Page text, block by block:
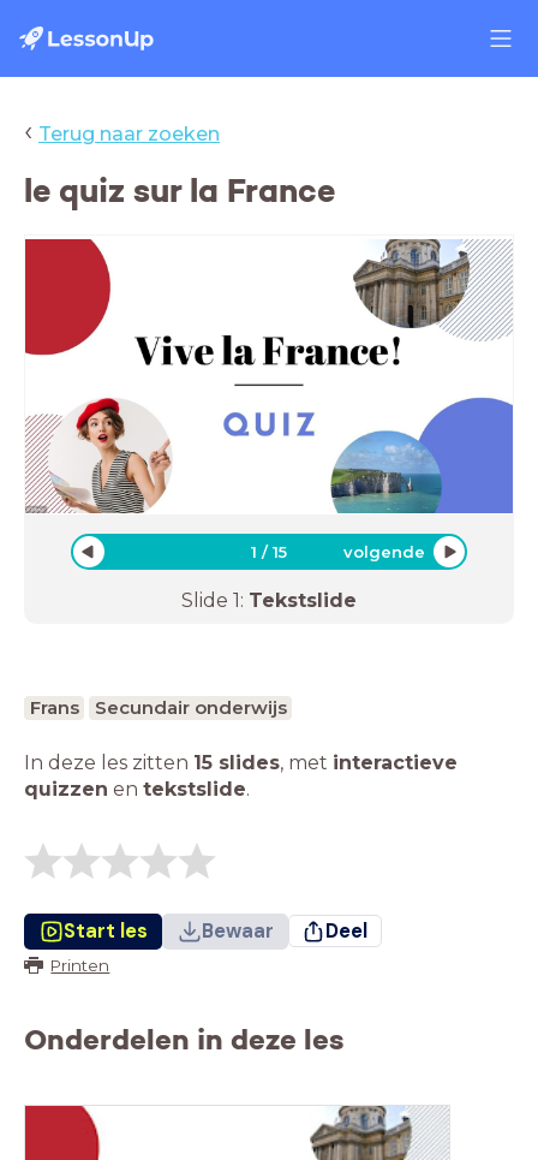
‹ Terug naar zoeken
le quiz sur la France
1 /15 volgende
Slide 1: Tekstslide
Frans Secundair onderwijs
In deze les zitten 15 slides, met interactieve
quizzen en tekstslide.
Start les Bewaar Deel
Printen
Onderdelen in deze les